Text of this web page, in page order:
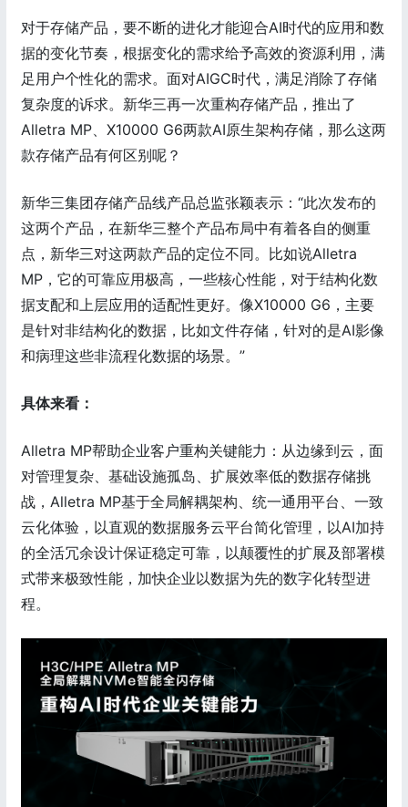
对于存储产品，要不断的进化才能迎合AI时代的应用和数
据的变化节奏，根据变化的需求给予高效的资源利用，满
足用户个性化的需求。面对AIGC时代，满足消除了存储
复杂度的诉求。新华三再一次重构存储产品，推出了
Alletra MP、X10000 G6两款AI原生架构存储，那么这两
款存储产品有何区别呢？
新华三集团存储产品线产品总监张颖表示：“此次发布的
这两个产品，在新华三整个产品布局中有着各自的侧重
点，新华三对这两款产品的定位不同。比如说Alletra
MP，它的可靠应用极高，一些核心性能，对于结构化数
据支配和上层应用的适配性更好。像X10000 G6，主要
是针对非结构化的数据，比如文件存储，针对的是AI影像
和病理这些非流程化数据的场景。”
具体来看：
Alletra MP帮助企业客户重构关键能力：从边缘到云，面
对管理复杂、基础设施孤岛、扩展效率低的数据存储挑
战，Alletra MP基于全局解耦架构、统一通用平台、一致
云化体验，以直观的数据服务云平台简化管理，以AI加持
的全活冗余设计保证稳定可靠，以颠覆性的扩展及部署模
式带来极致性能，加快企业以数据为先的数字化转型进
程。